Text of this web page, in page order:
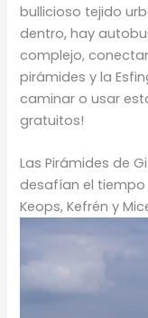
bullicioso tejido
dentro, hay
complejo,
pirámides y la
caminar o usar
gratuitos!
Las Pirámides de
desafían el tiempo
Keops, Kefrén y